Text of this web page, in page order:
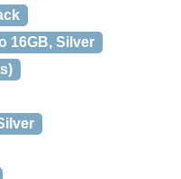
16GB, Silver